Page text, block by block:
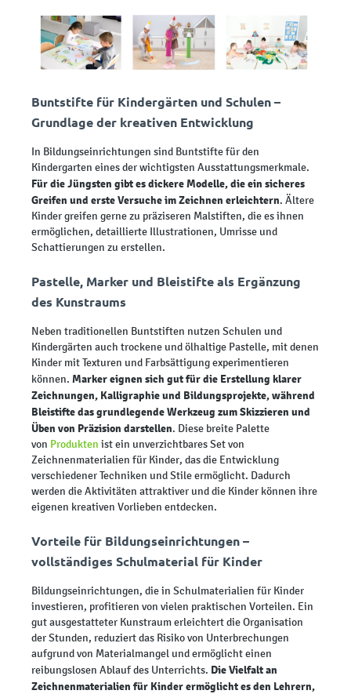
Buntstifte für Kindergärten und Schulen –
Grundlage der kreativen Entwicklung
In Bildungseinrichtungen sind Buntstifte für den
Kindergarten eines der wichtigsten Ausstattungsmerkmale.
Für die Jüngsten gibt es dickere Modelle, die ein sicheres
Greifen und erste Versuche im Zeichnen erleichtern. Ältere
Kinder greifen gerne zu präziseren Malstiften, die es ihnen
ermöglichen, detaillierte Illustrationen, Umrisse und
Schattierungen zu erstellen.
Pastelle, Marker und Bleistifte als Ergänzung
des Kunstraums
Neben traditionellen Buntstiften nutzen Schulen und
Kindergärten auch trockene und ölhaltige Pastelle, mit denen
Kinder mit Texturen und Farbsättigung experimentieren
können. Marker eignen sich gut für die Erstellung klarer
Zeichnungen, Kalligraphie und Bildungsprojekte, während
Bleistifte das grundlegende Werkzeug zum Skizzieren und
Üben von Präzision darstellen. Diese breite Palette
von Produkten ist ein unverzichtbares Set von
Zeichnenmaterialien für Kinder, das die Entwicklung
verschiedener Techniken und Stile ermöglicht. Dadurch
werden die Aktivitäten attraktiver und die Kinder können ihre
eigenen kreativen Vorlieben entdecken.
Vorteile für Bildungseinrichtungen –
vollständiges Schulmaterial für Kinder
Bildungseinrichtungen, die in Schulmaterialien für Kinder
investieren, profitieren von vielen praktischen Vorteilen. Ein
gut ausgestatteter Kunstraum erleichtert die Organisation
der Stunden, reduziert das Risiko von Unterbrechungen
aufgrund von Materialmangel und ermöglicht einen
reibungslosen Ablauf des Unterrichts. Die Vielfalt an
Zeichnenmaterialien für Kinder ermöglicht es den Lehrern,